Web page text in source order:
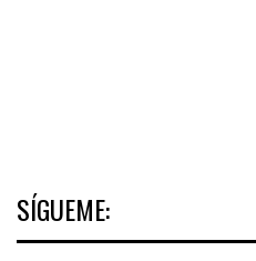
SÍGUEME: